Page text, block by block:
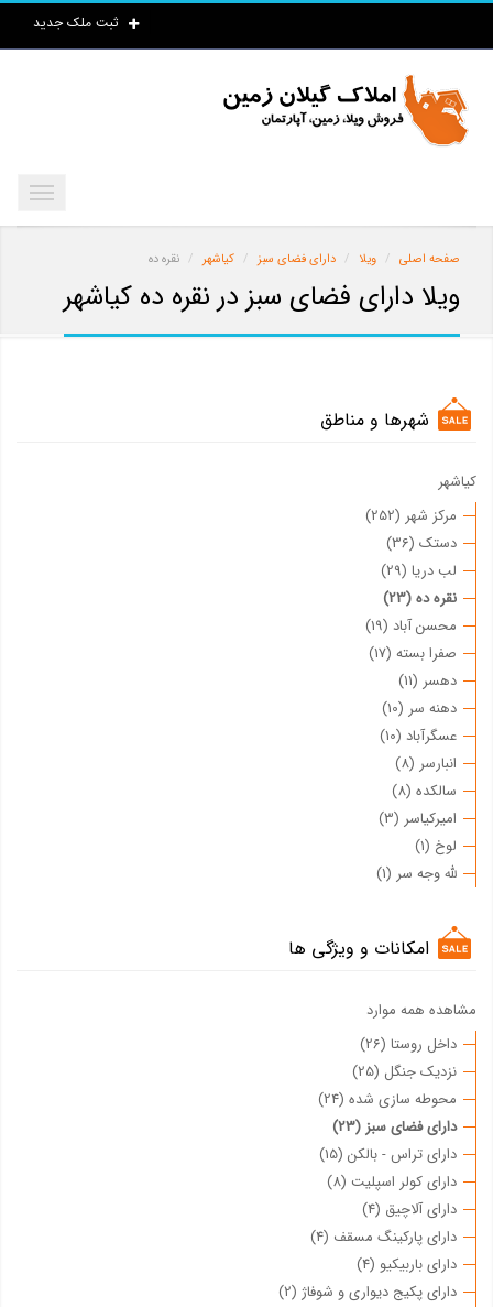
ثبت ملک جدید
صفحه اصلی ویلا دارای فضای سبز کیاشهر نقره ده
ویلا دارای فضای سبز در نقره ده کیاشهر
شهرها و مناطق
کیاشهر
مرکز شهر (252)
دستک (36)
لب دریا (29)
نقره ده (23)
محسن آباد (19)
صفرا بسته (17)
دهسر (11)
دهنه سر (10)
عسگرآباد (10)
انبارسر (8)
سالکده (8)
امیرکیاسر (3)
لوخ (1)
لله وجه سر (1)
امکانات و ویژگی ها
مشاهده همه موارد
داخل روستا (26)
نزدیک جنگل (25)
محوطه سازی شده (24)
دارای فضای سبز (23)
دارای تراس - بالکن (15)
دارای کولر اسپلیت (8)
دارای آلاچیق (4)
دارای پارکینگ مسقف (4)
دارای باربیکیو (4)
دارای پکیج دیواری و شوفاژ (2)